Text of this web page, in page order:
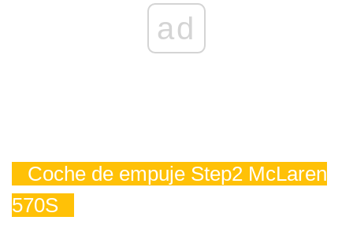
ad
Coche de empuje Step2 McLaren
570S